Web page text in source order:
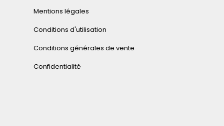
Mentions légales
Conditions d'utilisation
Conditions générales de vente
Confidentialité